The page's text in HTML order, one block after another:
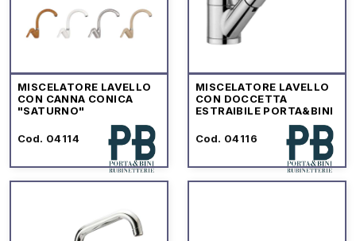
MISCELATORE LAVELLO
CON CANNA CONICA
"SATURNO"
Cod. 04114
MISCELATORE LAVELLO
CON DOCCETTA
ESTRAIBILE PORTA&BINI
Cod. 04116